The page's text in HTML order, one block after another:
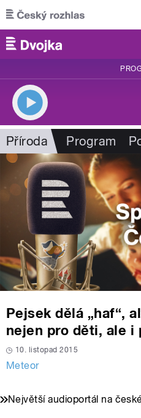
Přejít k hlavnímu obsahu
Příroda Program
Pejsek dělá „haf“,
nejen pro děti, ale i
10. listopad 2015
Meteor
Největší audioportál na